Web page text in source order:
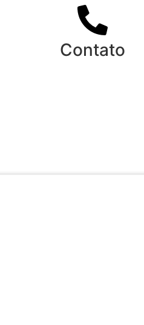
Contato